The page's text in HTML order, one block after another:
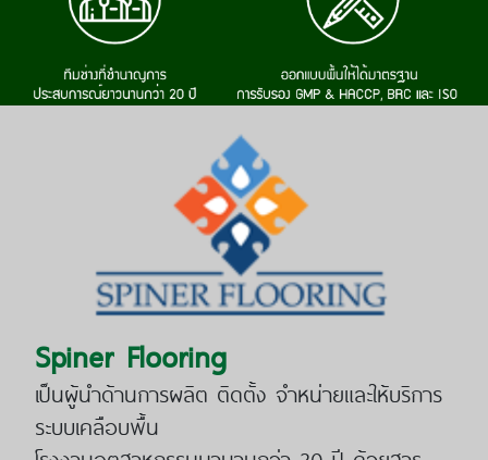
Spiner Flooring
เป็นผู้นำด้านการผลิต ติดตั้ง จำหน่ายและให้บริการ
ระบบเคลือบพื้น